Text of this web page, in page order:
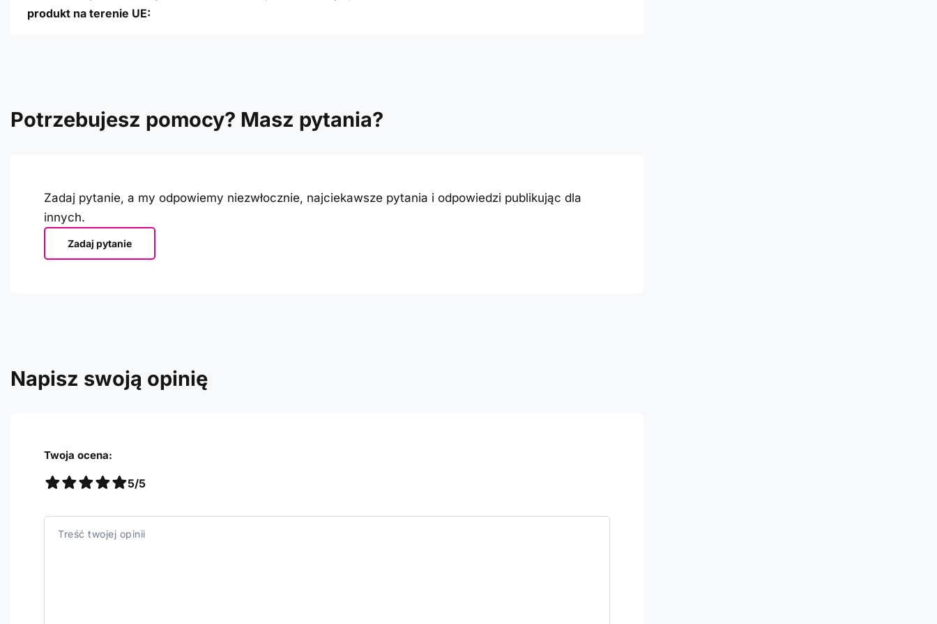
produkt na terenie UE:
Potrzebujesz pomocy? Masz pytania?
Zadaj pytanie, a my odpowiemy niezwłocznie, najciekawsze pytania i odpowiedzi publikując dla
innych.
Zadaj pytanie
Napisz swoją opinię
Twoja ocena:
5/5
Treść twojej opinii